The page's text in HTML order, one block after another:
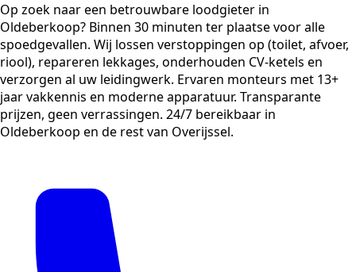
Op zoek naar een betrouwbare loodgieter in
Oldeberkoop? Binnen 30 minuten ter plaatse voor alle
spoedgevallen. Wij lossen verstoppingen op (toilet, afvoer,
riool), repareren lekkages, onderhouden CV-ketels en
verzorgen al uw leidingwerk. Ervaren monteurs met 13+
jaar vakkennis en moderne apparatuur. Transparante
prijzen, geen verrassingen. 24/7 bereikbaar in
Oldeberkoop en de rest van Overijssel.